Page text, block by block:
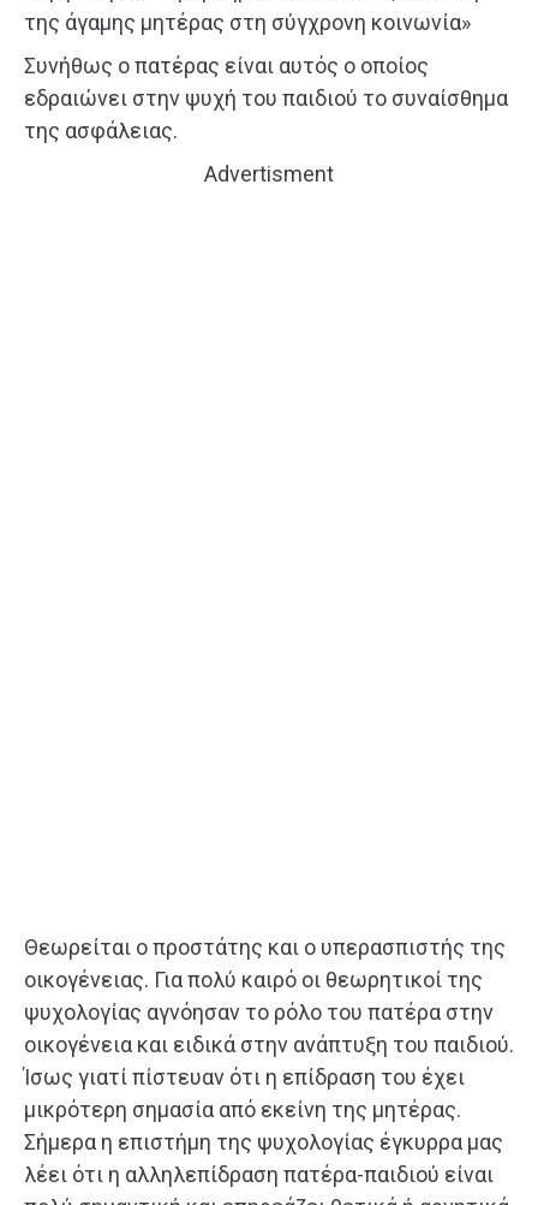
της άγαμης μητέρας στη σύγχρονη κοινωνία»
Συνήθως ο πατέρας είναι αυτός ο οποίος
εδραιώνει στην ψυχή του παιδιού το συναίσθημα
της ασφάλειας.
Advertisment
Θεωρείται ο προστάτης και ο υπερασπιστής της
οικογένειας. Για πολύ καιρό οι θεωρητικοί της
ψυχολογίας αγνόησαν το ρόλο του πατέρα στην
οικογένεια και ειδικά στην ανάπτυξη του παιδιού.
Ίσως γιατί πίστευαν ότι η επίδραση του έχει
μικρότερη σημασία από εκείνη της μητέρας.
Σήμερα η επιστήμη της ψυχολογίας έγκυρρα μας
λέει ότι η αλληλεπίδραση πατέρα-παιδιού είναι